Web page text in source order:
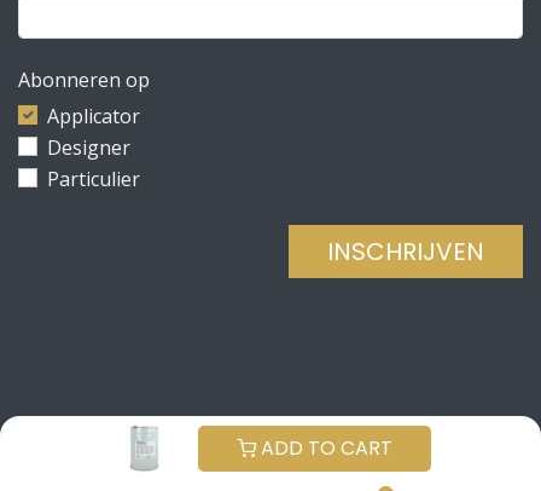
ADD TO CART
Abonneren op
Applicator
Designer
Particulier
INSCHRIJVEN
Copyright © Be Concrete NEDERLANDS (BE)
Aangeboden door - De #1Open source e-